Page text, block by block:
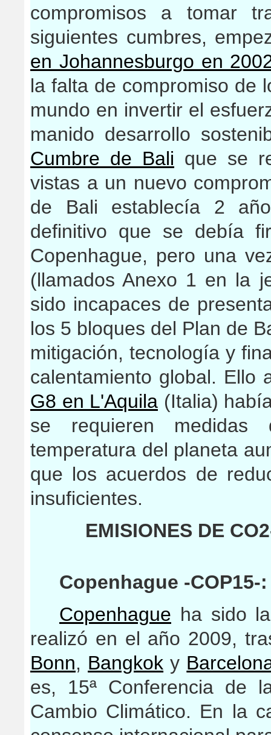
compromisos a tomar
siguientes cumbres,
en Johannesburgo en
la falta de compromiso de
mundo en invertir el
manido desarrollo
Cumbre de Bali que se
vistas a un nuevo
de Bali establecía 2
definitivo que se debía
Copenhague, pero una
(llamados Anexo 1 en la
sido incapaces de
los 5 bloques del Plan de
mitigación, tecnología y
calentamiento global. Ello
G8 en L'Aquila (Italia)
se requieren
temperatura del planeta
que los acuerdos de
insuficientes.
EMISIONES DE
Copenhague -
Copenhague ha sido
realizó en el año 2009,
Bonn, Bangkok y
es, 15ª Conferencia de
Cambio Climático. En la